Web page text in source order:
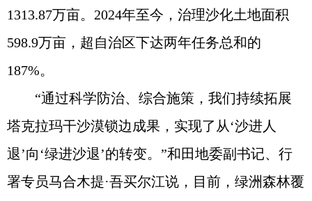
1313.87万亩。2024年至今，治理沙化土地面积
598.9万亩，超自治区下达两年任务总和的
187%。
“通过科学防治、综合施策，我们持续拓展
塔克拉玛干沙漠锁边成果，实现了从‘沙进人
退’向‘绿进沙退’的转变。”和田地委副书记、行
署专员马合木提·吾买尔江说，目前，绿洲森林覆